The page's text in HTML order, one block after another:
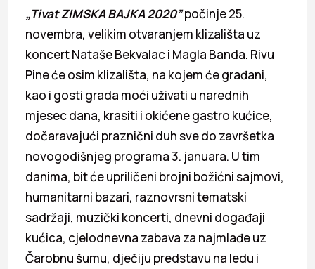
„Tivat ZIMSKA BAJKA 2020”počinje 25.
novembra, velikim otvaranjem klizališta uz
koncert Nataše Bekvalac i Magla Banda. Rivu
Pine će osim klizališta, na kojem će građani,
kao i gosti grada moći uživati u narednih
mjesec dana, krasiti i okićene gastro kućice,
dočaravajući praznični duh sve do završetka
novogodišnjeg programa 3. januara. U tim
danima, bit će upriličeni brojni božićni sajmovi,
humanitarni bazari, raznovrsni tematski
sadržaji, muzički koncerti, dnevni događaji
kućica, cjelodnevna zabava za najmlađe uz
Čarobnu šumu, dječiju predstavu na ledu i